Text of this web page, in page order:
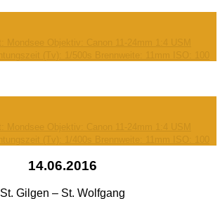
14.06.2016
St. Gilgen – St. Wolfgang